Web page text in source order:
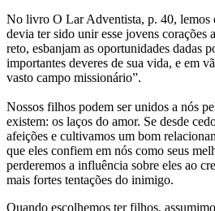
No livro O Lar Adventista, p. 40, lemos
devia ter sido unir esse jovens corações
reto, esbanjam as oportunidades dadas
importantes deveres de sua vida, e em
vasto campo missionário”.
Nossos filhos podem ser unidos a nós
existem: os laços do amor. Se desde
afeições e cultivamos um bom
que eles confiem em nós como seus
perderemos a influência sobre eles ao
mais fortes tentações do inimigo.
Quando escolhemos ter filhos,